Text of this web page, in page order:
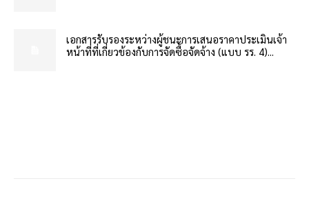
เอกสารรับรองระหว่างผู้ชนะการเสนอราคาประเมินเจ้า
หน้าที่ที่เกี่ยวข้องกับการจัดซื้อจัดจ้าง (แบบ รร. 4)...